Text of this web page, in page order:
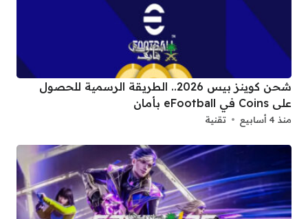
شحن كوينز بيس 2026.. الطريقة الرسمية للحصول
على Coins في eFootball بأمان
منذ 4 أسابيع تقنية